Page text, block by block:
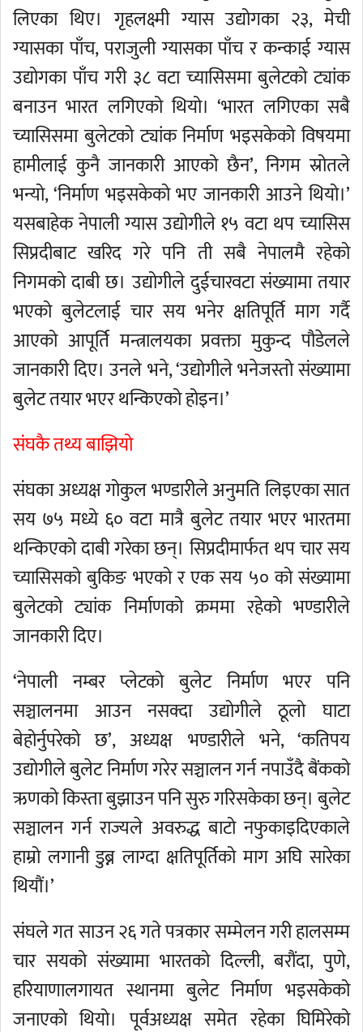
लिएका थिए। गृहलक्ष्मी ग्यास उद्योगका २३, मेची
ग्यासका पाँच, पराजुली ग्यासका पाँच र कन्काई ग्यास
उद्योगका पाँच गरी ३८ वटा च्यासिसमा बुलेटको ट्यांक
बनाउन भारत लगिएको थियो। ‘भारत लगिएका सबै
च्यासिसमा बुलेटको ट्यांक निर्माण भइसकेको विषयमा
हामीलाई कुनै जानकारी आएको छैन’, निगम स्रोतले
भन्यो, ‘निर्माण भइसकेको भए जानकारी आउने थियो।’
यसबाहेक नेपाली ग्यास उद्योगीले १५ वटा थप च्यासिस
सिप्रदीबाट खरिद गरे पनि ती सबै नेपालमै रहेको
निगमको दाबी छ। उद्योगीले दुईचारवटा संख्यामा तयार
भएको बुलेटलाई चार सय भनेर क्षतिपूर्ति माग गर्दै
आएको आपूर्ति मन्त्रालयका प्रवक्ता मुकुन्द पौडेलले
जानकारी दिए। उनले भने, ‘उद्योगीले भनेजस्तो संख्यामा
बुलेट तयार भएर थन्किएको होइन।’
संघकै तथ्य बाझियो
संघका अध्यक्ष गोकुल भण्डारीले अनुमति लिइएका सात
सय ७५ मध्ये ६० वटा मात्रै बुलेट तयार भएर भारतमा
थन्किएको दाबी गरेका छन्। सिप्रदीमार्फत थप चार सय
च्यासिसको बुकिङ भएको र एक सय ५० को संख्यामा
बुलेटको ट्यांक निर्माणको क्रममा रहेको भण्डारीले
जानकारी दिए।
‘नेपाली नम्बर प्लेटको बुलेट निर्माण भएर पनि
सञ्चालनमा आउन नसक्दा उद्योगीले ठूलो घाटा
बेहोर्नुपरेको छ’, अध्यक्ष भण्डारीले भने, ‘कतिपय
उद्योगीले बुलेट निर्माण गरेर सञ्चालन गर्न नपाउँदै बैंकको
ऋणको किस्ता बुझाउन पनि सुरु गरिसकेका छन्। बुलेट
सञ्चालन गर्न राज्यले अवरुद्ध बाटो नफुकाइदिएकाले
हाम्रो लगानी डुब्न लाग्दा क्षतिपूर्तिको माग अघि सारेका
थियौं।’
संघले गत साउन २६ गते पत्रकार सम्मेलन गरी हालसम्म
चार सयको संख्यामा भारतको दिल्ली, बरौंदा, पुणे,
हरियाणालगायत स्थानमा बुलेट निर्माण भइसकेको
जनाएको थियो। पूर्वअध्यक्ष समेत रहेका घिमिरेको